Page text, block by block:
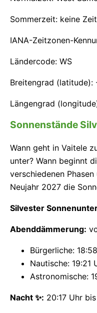
Sommerzeit: keine
IANA-Zeitzonen-
Ländercode: WS
Breitengrad (latitude):
Längengrad
Sonnenstände
Wann geht in Vaitele
unter? Wann beginnt
verschiedenen
Neujahr 2027 die
Silvester
Abenddämmerung:
Bürgerliche:
Nautische: 19:21
Astronomische:
Nacht ✨: 20:17 Uhr